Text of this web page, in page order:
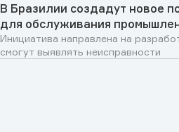
В Бразилии создадут новое
для обслуживания
Инициатива направлена на
смогут выявлять неисправности